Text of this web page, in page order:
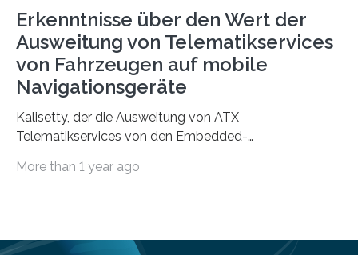
Erkenntnisse über den Wert der
Ausweitung von Telematikservices
von Fahrzeugen auf mobile
Navigationsgeräte
Kalisetty, der die Ausweitung von ATX
Telematikservices von den Embedded-
Kommunikationsgeräte leitet, wird genau…
More than 1 year ago